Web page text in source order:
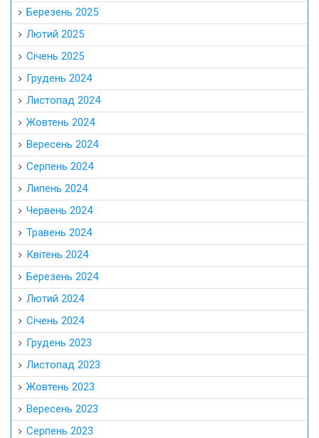
Березень 2025
Лютий 2025
Січень 2025
Грудень 2024
Листопад 2024
Жовтень 2024
Вересень 2024
Серпень 2024
Липень 2024
Червень 2024
Травень 2024
Квітень 2024
Березень 2024
Лютий 2024
Січень 2024
Грудень 2023
Листопад 2023
Жовтень 2023
Вересень 2023
Серпень 2023